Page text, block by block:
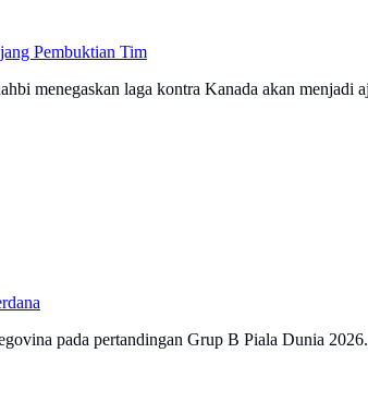
Pembuktian Tim
menegaskan laga kontra Kanada akan menjadi
pada pertandingan Grup B Piala Dunia